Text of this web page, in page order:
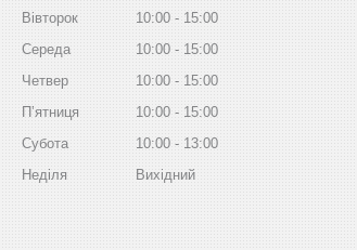
Вівторок
10:00
15:00
Середа
10:00
15:00
Четвер
10:00
15:00
Пʼятниця
10:00
15:00
Субота
10:00
13:00
Неділя
Вихідний